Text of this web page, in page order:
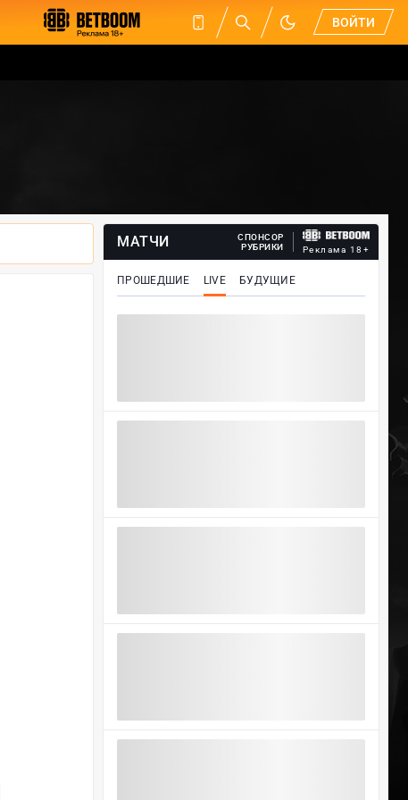
ВОЙТИ
МАТЧИ
СПОНСОР
РУБРИКИ
Реклама 18+
ПРОШЕДШИЕ LIVE БУДУЩИЕ